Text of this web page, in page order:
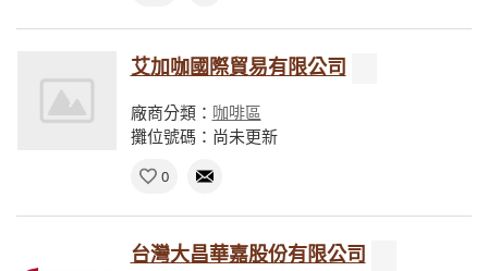
艾加咖國際貿易有限公司
廠商分類： 咖啡區
攤位號碼：尚未更新
0
台灣大昌華嘉股份有限公司